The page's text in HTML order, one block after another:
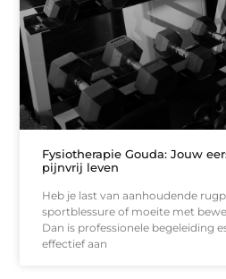
Fysiotherapie Gouda: Jouw
pijnvrij leven
Heb je last van aanhoudende
sportblessure of moeite met
Dan is professionele begeleiding
effectief aan